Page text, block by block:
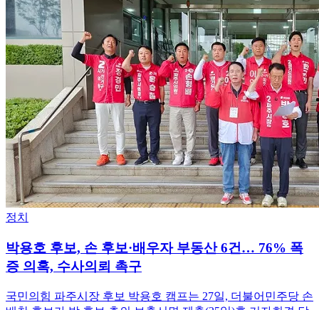
정치
박용호 후보, 손 후보·배우자 부동산 6건… 76% 폭
증 의혹, 수사의뢰 촉구
국민의힘 파주시장 후보 박용호 캠프는 27일, 더불어민주당 손